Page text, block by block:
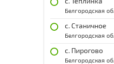
Белгородская
с. Станичное
Белгородская
с. Пирогово
Белгородская